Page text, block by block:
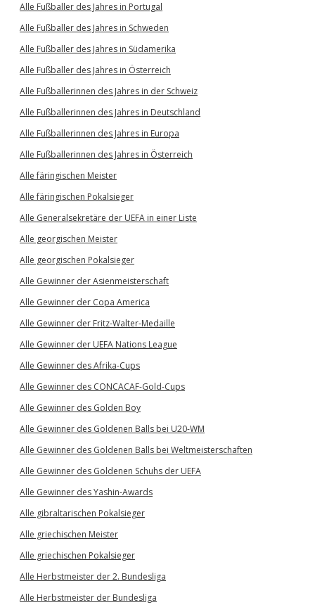
Alle Fußballer des Jahres in Portugal
Alle Fußballer des Jahres in Schweden
Alle Fußballer des Jahres in Südamerika
Alle Fußballer des Jahres in Österreich
Alle Fußballerinnen des Jahres in der Schweiz
Alle Fußballerinnen des Jahres in Deutschland
Alle Fußballerinnen des Jahres in Europa
Alle Fußballerinnen des Jahres in Österreich
Alle färingischen Meister
Alle färingischen Pokalsieger
Alle Generalsekretäre der UEFA in einer Liste
Alle georgischen Meister
Alle georgischen Pokalsieger
Alle Gewinner der Asienmeisterschaft
Alle Gewinner der Copa America
Alle Gewinner der Fritz-Walter-Medaille
Alle Gewinner der UEFA Nations League
Alle Gewinner des Afrika-Cups
Alle Gewinner des CONCACAF-Gold-Cups
Alle Gewinner des Golden Boy
Alle Gewinner des Goldenen Balls bei U20-WM
Alle Gewinner des Goldenen Balls bei Weltmeisterschaften
Alle Gewinner des Goldenen Schuhs der UEFA
Alle Gewinner des Yashin-Awards
Alle gibraltarischen Pokalsieger
Alle griechischen Meister
Alle griechischen Pokalsieger
Alle Herbstmeister der 2. Bundesliga
Alle Herbstmeister der Bundesliga